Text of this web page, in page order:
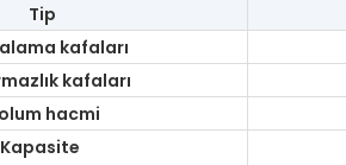
Tip
kafaları
kafaları
hacmi
Kapasite